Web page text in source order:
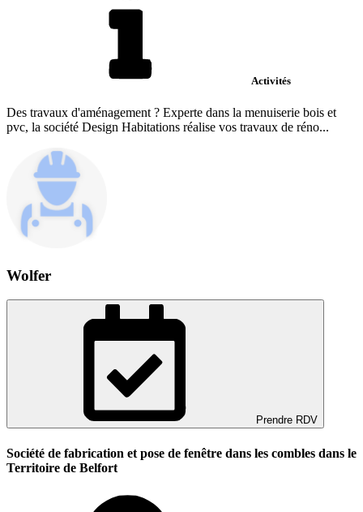
Activités
Des travaux d'aménagement ? Experte dans la menuiserie bois et
pvc, la société Design Habitations réalise vos travaux de réno...
Wolfer
Prendre RDV
Société de fabrication et pose de fenêtre dans les combles dans le
Territoire de Belfort